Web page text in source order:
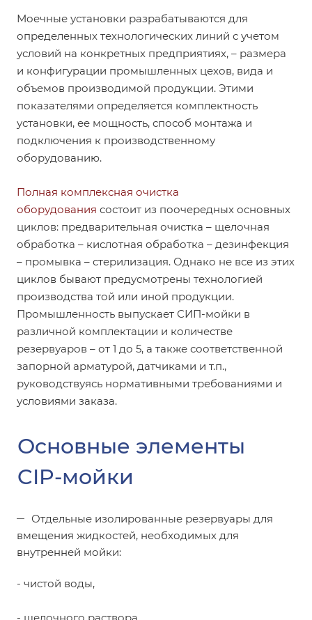
Моечные установки разрабатываются для
определенных технологических линий с учетом
условий на конкретных предприятиях, – размера
и конфигурации промышленных цехов, вида и
объемов производимой продукции. Этими
показателями определяется комплектность
установки, ее мощность, способ монтажа и
подключения к производственному
оборудованию.
Полная комплексная очистка
оборудования состоит из поочередных основных
циклов: предварительная очистка – щелочная
обработка – кислотная обработка – дезинфекция
– промывка – стерилизация. Однако не все из этих
циклов бывают предусмотрены технологией
производства той или иной продукции.
Промышленность выпускает СИП-мойки в
различной комплектации и количестве
резервуаров – от 1 до 5, а также соответственной
запорной арматурой, датчиками и т.п.,
руководствуясь нормативными требованиями и
условиями заказа.
Основные элементы
CIP-мойки
Отдельные изолированные резервуары для
вмещения жидкостей, необходимых для
внутренней мойки:
- чистой воды,